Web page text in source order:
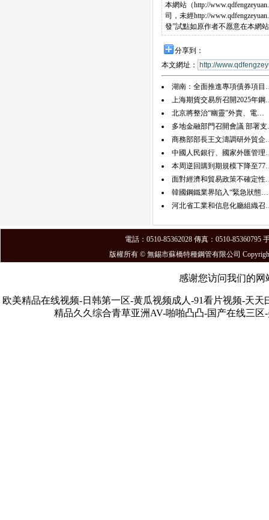
本網站（http://
司，未經http://
發”試點如原作者不愿意在本網
分享到：
本文網址：
湖南：全面推進專項債券項
上海期貨交易所召開2025年
北京將整治“幽靈”外賣、電…
多地金融部門召開會議 部署
商務部部長王文濤調研外貿
中國人民銀行、國家外匯管
本周逆回購到期規模下降至
面對經濟和貿易政策不確定
韓國鋼鐵業界陷入“緊急狀態…
河北省工業和信息化廳組織
電話：0510-85362028 傳真：0510-
版權所有 © 無錫市蘇橋特種鋼管有限公司
感谢您访问我们的网
欧美精品在线视频-日韩第一区-黄瓜视频成人-91看片视频-天
精品久久综合青草亚洲AV-啪啪凸凸-国产在线三